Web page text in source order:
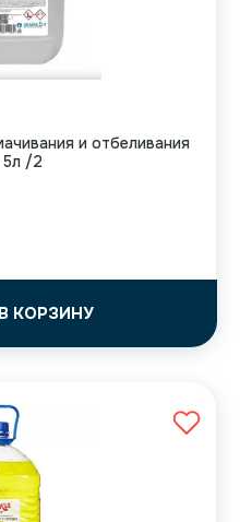
и отбеливания
/2
КОРЗИНУ